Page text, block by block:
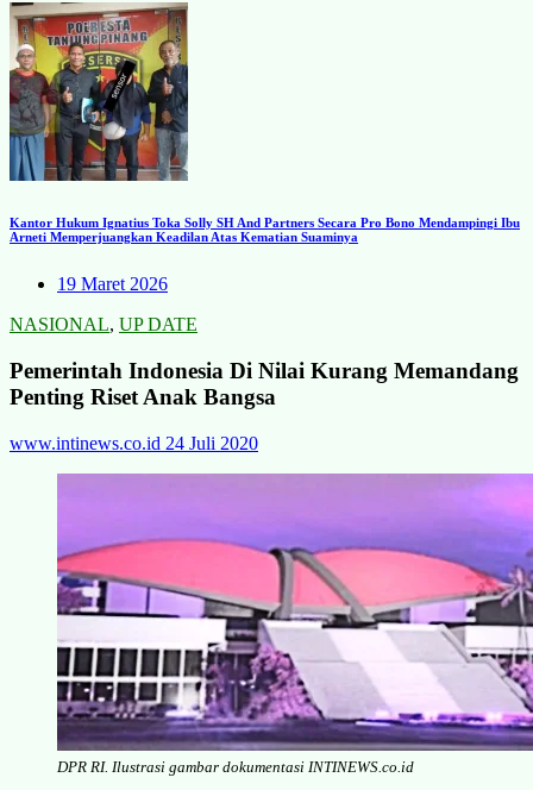
Kantor Hukum Ignatius Toka Solly SH And Partners Secara Pro Bono Mendampingi Ibu
Arneti Memperjuangkan Keadilan Atas Kematian Suaminya
19 Maret 2026
NASIONAL, UP DATE
Pemerintah Indonesia Di Nilai Kurang Memandang
Penting Riset Anak Bangsa
www.intinews.co.id 24 Juli 2020
DPR RI. Ilustrasi gambar dokumentasi INTINEWS.co.id